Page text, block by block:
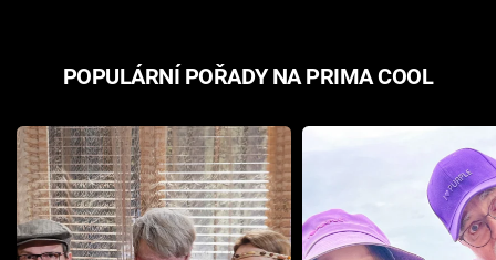
POPULÁRNÍ POŘADY NA PRIMA COOL